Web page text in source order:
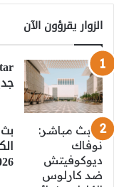
الزوار يقرؤون الآن